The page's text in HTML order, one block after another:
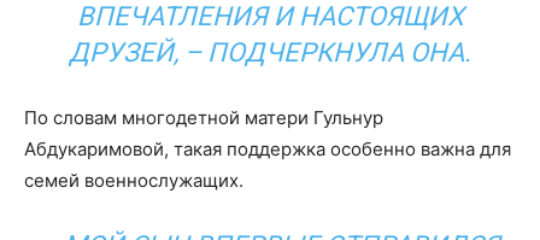
ВПЕЧАТЛЕНИЯ И НАСТОЯЩИХ
ДРУЗЕЙ, – ПОДЧЕРКНУЛА ОНА.
По словам многодетной матери Гульнур
Абдукаримовой, такая поддержка особенно важна для
семей военнослужащих.